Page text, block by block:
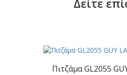
Δείτε
Πιτζάμα GL2055